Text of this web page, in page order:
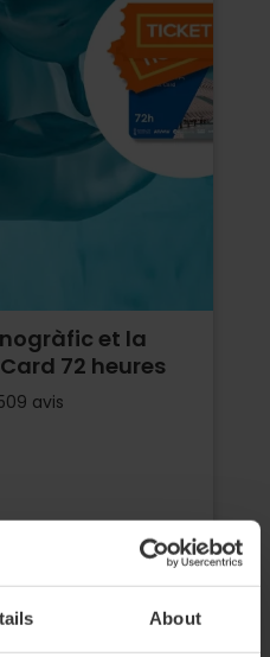
About
et la
72 heures
avis